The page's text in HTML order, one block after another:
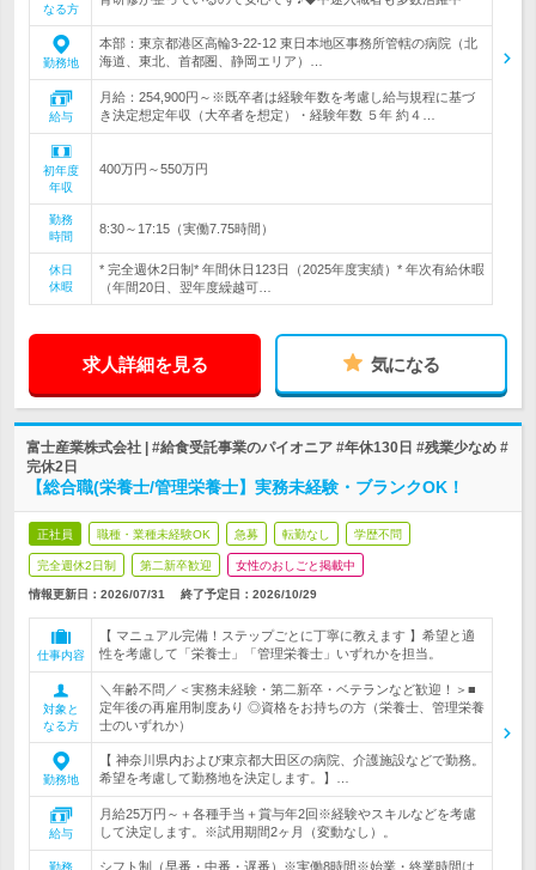
なる方
勤務地
本部：東京都港区高輪3-22-12 東日本地区事務所管轄の病院（北
海道、東北、首都圏、静岡エリア）…
給与
月給：254,900円～※既卒者は経験年数を考慮し給与規程に基づ
き決定想定年収（大卒者を想定）・経験年数 ５年 約４…
初年度
年収
400万円～550万円
勤務
時間
8:30～17:15（実働7.75時間）
休日
休暇
* 完全週休2日制* 年間休日123日（2025年度実績）* 年次有給休暇
（年間20日、翌年度繰越可…
求人詳細を見る 気になる
富士産業株式会社 | #給食受託事業のパイオニア #年休130日 #残業少なめ #
完休2日
【総合職(栄養士/管理栄養士】実務未経験・ブランクOK！
正社員 職種・業種未経験OK 急募 転勤なし 学歴不問
完全週休2日制 第二新卒歓迎 女性のおしごと掲載中
情報更新日：2026/07/31 終了予定日： 2026/10/29
仕事内容
【 マニュアル完備！ステップごとに丁寧に教えます 】希望と適
性を考慮して「栄養士」「管理栄養士」いずれかを担当。
対象と
なる方
＼年齢不問／＜実務未経験・第二新卒・ベテランなど歓迎！＞■
定年後の再雇用制度あり ◎資格をお持ちの方（栄養士、管理栄養
士のいずれか）
勤務地
【 神奈川県内および東京都大田区の病院、介護施設などで勤務。
希望を考慮して勤務地を決定します。】…
給与
月給25万円～＋各種手当＋賞与年2回※経験やスキルなどを考慮
して決定します。※試用期間2ヶ月（変動なし）。
勤務 シフト制（早番・中番・遅番）※実働8時間※始業・終業時間は